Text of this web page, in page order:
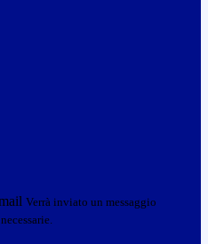
Verrà inviato un messaggio